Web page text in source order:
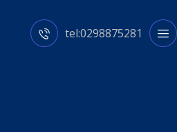
tel:0298875281